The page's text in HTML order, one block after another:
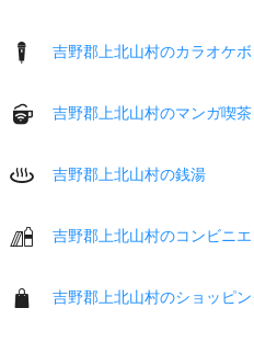
吉野郡上北山村のカラオケ
吉野郡上北山村のマンガ喫
吉野郡上北山村の銭湯
吉野郡上北山村のコンビニ
吉野郡上北山村のショッピ